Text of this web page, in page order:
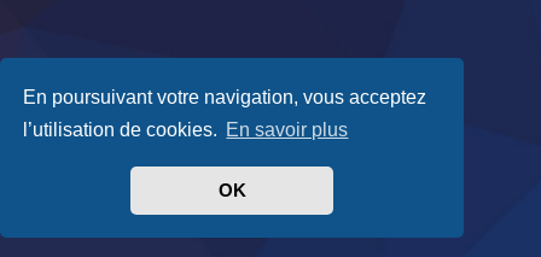
En poursuivant votre navigation, vous acceptez
l’utilisation de cookies. En savoir plus
OK